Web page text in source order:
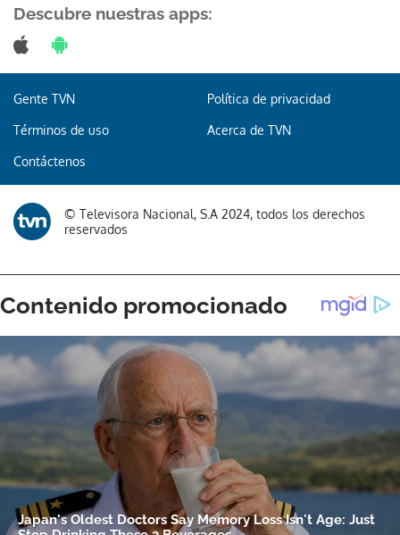
Descubre nuestras apps:
Gente TVN Política de privacidad
Términos de uso Acerca de TVN
Contáctenos
© Televisora Nacional, S.A 2024, todos los derechos
reservados